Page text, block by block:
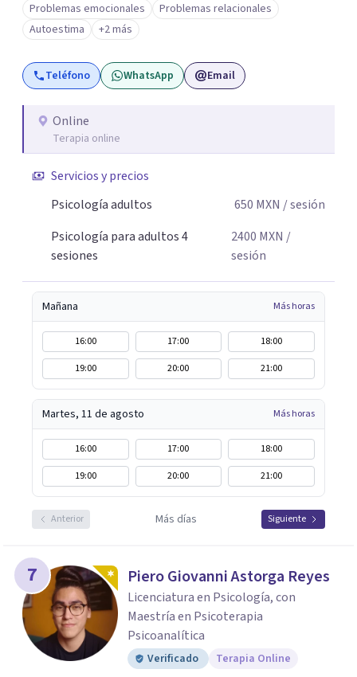
Problemas emocionales
Problemas relacionales
Autoestima
+2 más
Teléfono WhatsApp Email
Online
Terapia online
Servicios y precios
Psicología adultos
650 MXN / sesión
Psicología para adultos 4
sesiones
2400 MXN /
sesión
Mañana Más horas
16:00 17:00
18:00
19:00
20:00 21:00
Martes, 11 de agosto Más horas
16:00 17:00
18:00
19:00
20:00 21:00
Anterior Más días Siguiente
7 Piero Giovanni Astorga Reyes
Licenciatura en Psicología, con
Maestría en Psicoterapia
Psicoanalítica
Verificado Terapia Online